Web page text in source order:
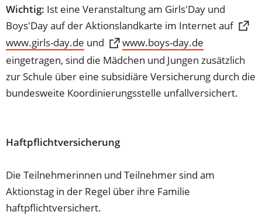
Wichtig: Ist eine Veranstaltung am Girls'Day und
Boys'Day auf der Aktionslandkarte im Internet auf
www.girls-day.de
(Öffnet
in
einem
neuen
und www.boys-day.de
(Öffnet
in
einem
neuen
eingetragen, sind die Mädchen und Jungen zusätzlich
zur Schule über eine subsidiäre Versicherung durch die
bundesweite Koordinierungsstelle unfallversichert.
Haftpflichtversicherung
Die Teilnehmerinnen und Teilnehmer sind am
Aktionstag in der Regel über ihre Familie
haftpflichtversichert.